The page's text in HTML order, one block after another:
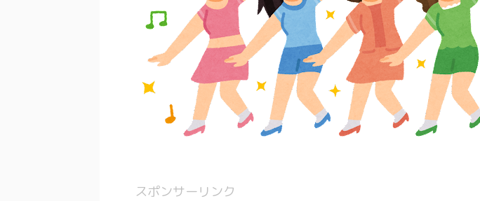
スポンサーリンク